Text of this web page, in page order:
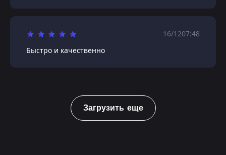
16/1207:48
Быстро и качественно
Загрузить еще